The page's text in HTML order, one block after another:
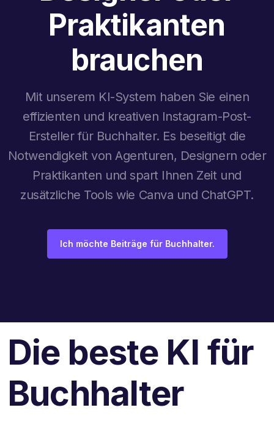
Praktikanten
brauchen
Mit unserem KI-System haben Sie einen
effizienten und kreativen Instagram-Post-
Ersteller für Buchhalter. Es beseitigt die
Notwendigkeit von Agenturen, Designern oder
Praktikanten und spart Ihnen Zeit und
zusätzliche Tools wie Canva und ChatGPT.
Ich möchte Beiträge für Buchhalter.
Die beste KI für
Buchhalter